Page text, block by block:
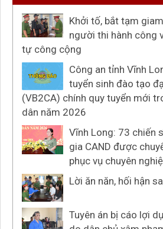
Khởi tố, bắt tạm
người thi hành công
tự công cộng
Công an tỉnh Vĩnh
tuyển sinh đào tạo
(VB2CA) chính quy tuyển mới
dân năm 2026
Vĩnh Long: 73 chiến
gia CAND được
phục vụ chuyên
Lời ăn năn, hối hận
Tuyên án bị cáo lợi